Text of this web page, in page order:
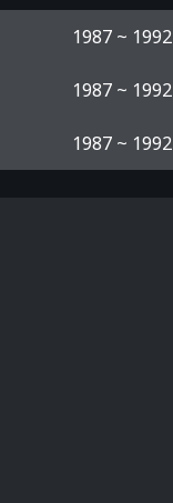
1987 ~ 1992
1987 ~ 1992
1987 ~ 1992